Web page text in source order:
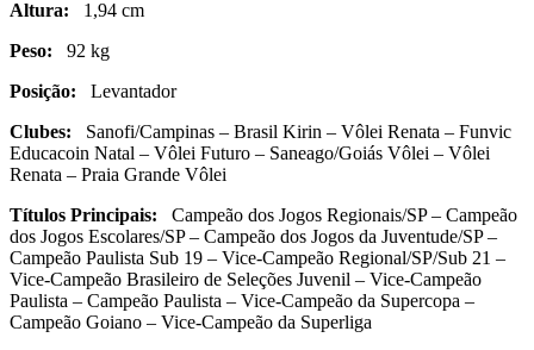
Altura: 1,94 cm
Peso: 92 kg
Posição: Levantador
Clubes: Sanofi/Campinas – Brasil Kirin – Vôlei Renata – Funvic
Educacoin Natal – Vôlei Futuro – Saneago/Goiás Vôlei – Vôlei
Renata – Praia Grande Vôlei
Títulos Principais:
Campeão dos Jogos Regionais/SP – Campeão
dos Jogos Escolares/SP – Campeão dos Jogos da Juventude/SP –
Campeão Paulista Sub 19 – Vice-Campeão Regional/SP/Sub 21 –
Vice-Campeão Brasileiro de Seleções Juvenil – Vice-Campeão
Paulista – Campeão Paulista – Vice-Campeão da Supercopa –
Campeão Goiano – Vice-Campeão da Superliga